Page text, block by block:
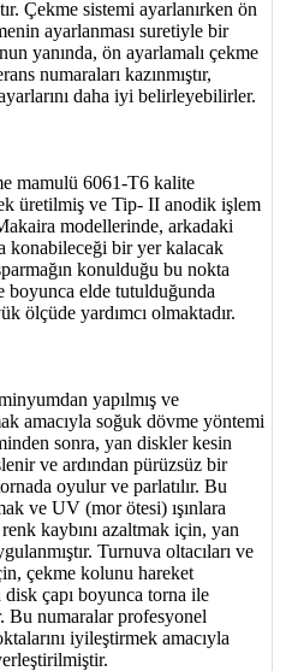
Çekme sistemi ayarlanırken ön
ayarlanması suretiyle bir
yanında, ön ayarlamalı çekme
numaraları kazınmıştır,
daha iyi belirleyebilirler.
mamulü 6061-T6 kalite
üretilmiş ve Tip- II anodik işlem
modellerinde, arkadaki
konabileceği bir yer kalacak
konulduğu bu nokta
elde tutulduğunda
ölçüde yardımcı olmaktadır.
yapılmış ve
amacıyla soğuk dövme yöntemi
sonra, yan diskler kesin
ve ardından pürüzsüz bir
oyulur ve parlatılır. Bu
ve UV (mor ötesi) ışınlara
kaybını azaltmak için, yan
Turnuva oltacıları ve
çekme kolunu hareket
çapı boyunca torna ile
Bu numaralar profesyonel
iyileştirmek amacıyla